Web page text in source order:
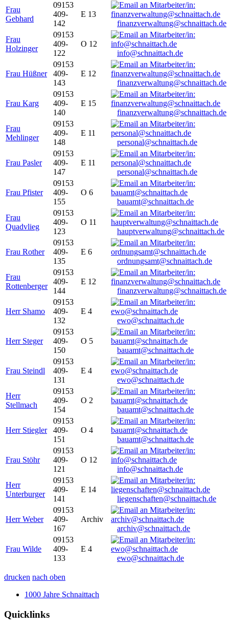
Frau
Gebhard
09153
409-
142
E 13
finanzverwaltung@schnaittach.de
Frau
Holzinger
09153
409-
122
O 12
info@schnaittach.de
Frau Hüßner
09153
409-
143
E 12
finanzverwaltung@schnaittach.de
Frau Karg
09153
409-
140
E 15
finanzverwaltung@schnaittach.de
Frau
Mehlinger
09153
409-
148
E 11
personal@schnaittach.de
Frau Pasler
09153
409-
147
E 11
personal@schnaittach.de
Frau Pfister
09153
409-
155
O 6
bauamt@schnaittach.de
Frau
Quadvlieg
09153
409-
123
O 11
hauptverwaltung@schnaittach.de
Frau Rother
09153
409-
135
E 6
ordnungsamt@schnaittach.de
Frau
Rottenberger
09153
409-
144
E 12
finanzverwaltung@schnaittach.de
Herr Shamo
09153
409-
132
E 4
ewo@schnaittach.de
Herr Steger
09153
409-
150
O 5
bauamt@schnaittach.de
Frau Steindl
09153
409-
131
E 4
ewo@schnaittach.de
Herr
Stellmach
09153
409-
154
O 2
bauamt@schnaittach.de
Herr Stiegler
09153
409-
151
O 4
bauamt@schnaittach.de
Frau Stöhr
09153
409-
121
O 12
info@schnaittach.de
Herr
Unterburger
09153
409-
141
E 14
liegenschaften@schnaittach.de
Herr Weber
09153
409-
167
Archiv
archiv@schnaittach.de
Frau Wilde
09153
409-
133
E 4
ewo@schnaittach.de
drucken nach oben
1000 Jahre Schnaittach
Quicklinks